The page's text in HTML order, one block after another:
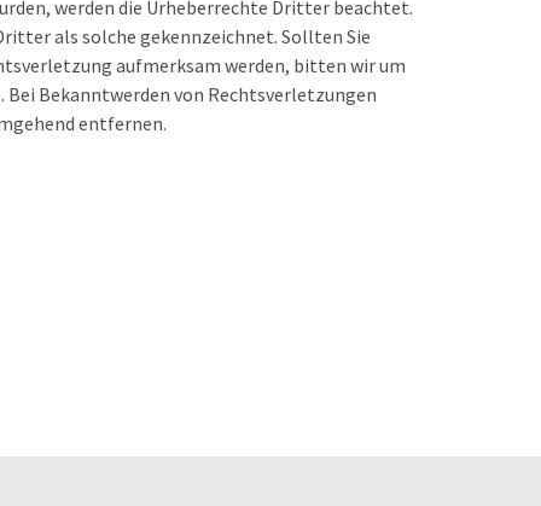
werden die Urheberrechte Dritter beachtet.
als solche gekennzeichnet. Sollten Sie
aufmerksam werden, bitten wir um
Bei Bekanntwerden von Rechtsverletzungen
entfernen.